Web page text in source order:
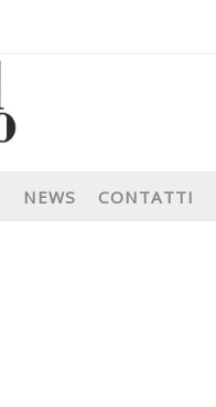
NEWS CONTATTI